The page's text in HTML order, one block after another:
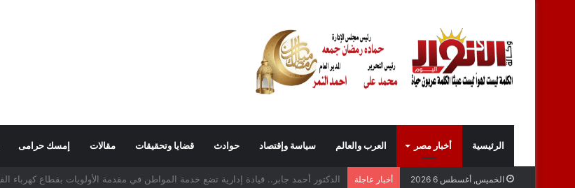
الرئيسية أخبار مصر العرب والعالم سياسة وإقتصاد حوادث قضايا وتحقيقات مقالات إمسك حرامى
الخميس, أغسطس 6 2026 أخبار عاجلة المحاسب محمد نبيل عبد الغفار فولي.. قيادة إدارية ناجحة على رأس فرع إيرادات طامية